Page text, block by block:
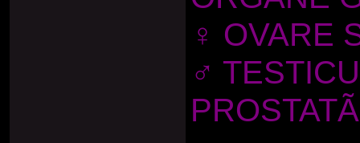
♀ OVARE
♂
PROSTATÃ